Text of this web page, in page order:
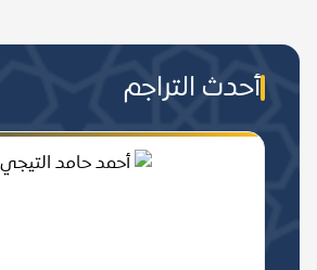
أحدث التراجم